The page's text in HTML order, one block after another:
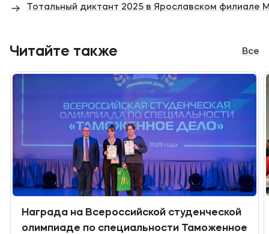
Тотальный диктант 2025 в Ярославском
Читайте также Все
Награда на Всероссийской студенческой
олимпиаде по специальности Таможенное